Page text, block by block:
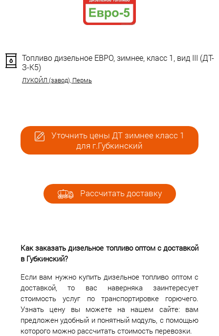
Топливо дизельное ЕВРО, зимнее, класс 1, вид III (ДТ-
З-К5)
ЛУКОЙЛ (завод), Пермь
Уточнить цены ДТ зимнее класс 1
для г.Губкинский
Рассчитать доставку
Как заказать дизельное топливо оптом с доставкой
в Губкинский?
Если вам нужно купить дизельное топливо оптом с
доставкой, то вас наверняка заинтересует
стоимость услуг по транспортировке горючего.
Узнать цену вы можете на нашем сайте: вам
предложен удобный и понятный модуль, с помощью
которого можно рассчитать стоимость перевозки.